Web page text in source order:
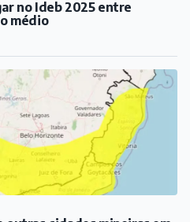
no Ideb 2025 entre
médio